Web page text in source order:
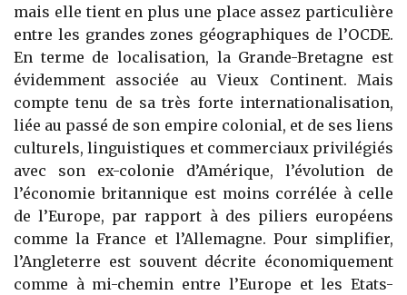
mais elle tient en plus une place assez particulière
entre les grandes zones géographiques de l’OCDE.
En terme de localisation, la Grande-Bretagne est
évidemment associée au Vieux Continent. Mais
compte tenu de sa très forte internationalisation,
liée au passé de son empire colonial, et de ses liens
culturels, linguistiques et commerciaux privilégiés
avec son ex-colonie d’Amérique, l’évolution de
l’économie britannique est moins corrélée à celle
de l’Europe, par rapport à des piliers européens
comme la France et l’Allemagne. Pour simplifier,
l’Angleterre est souvent décrite économiquement
comme à mi-chemin entre l’Europe et les Etats-